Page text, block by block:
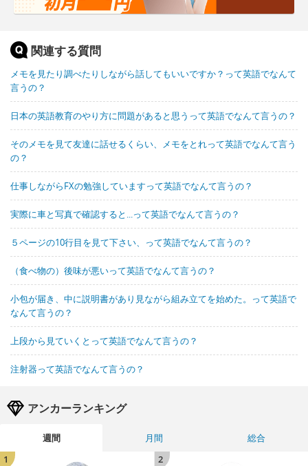
関連する質問
メモを見たり調べたりしながら話してもいいですか？って英語でなんて
言うの？
日本の英語教育のやり方に問題があると思うって英語でなんて言うの？
そのメモを見て友達に話せるくらい、メモをとれって英語でなんて言う
の？
仕事しながらFXの勉強していますって英語でなんて言うの？
実際に車と写真で確認すると...って英語でなんて言うの？
５ページの10行目を見て下さい、って英語でなんて言うの？
（食べ物の）後味が悪いって英語でなんて言うの？
小包が届き、中に説明書があり見ながら組み立てを始めた。って英語で
なんて言うの？
上段から見ていくとって英語でなんて言うの？
注射器って英語でなんて言うの？
アンカーランキング
週間 月間
総合
1
2